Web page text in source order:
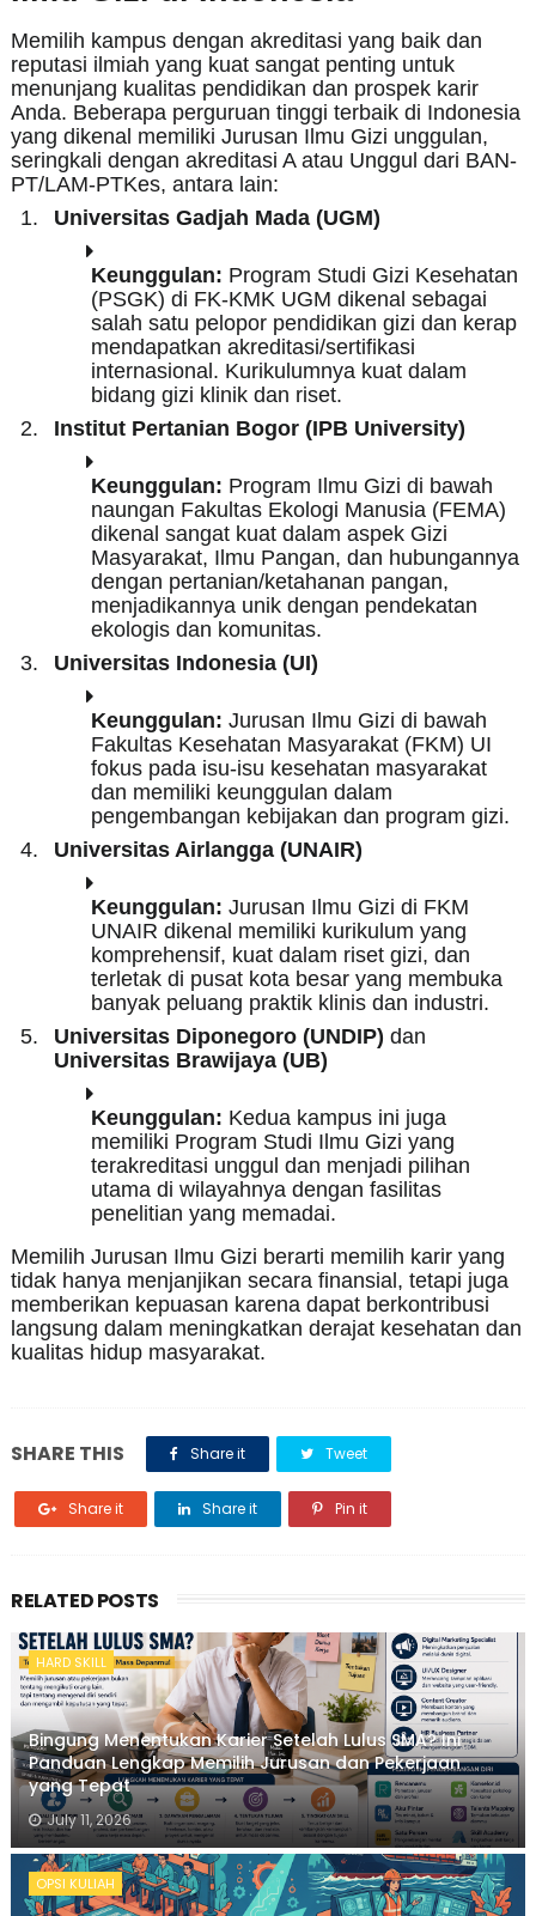
Memilih kampus dengan akreditasi yang baik dan
reputasi ilmiah yang kuat sangat penting untuk
menunjang kualitas pendidikan dan prospek karir
Anda. Beberapa perguruan tinggi terbaik di Indonesia
yang dikenal memiliki Jurusan Ilmu Gizi unggulan,
seringkali dengan akreditasi A atau Unggul dari BAN-
PT/LAM-PTKes, antara lain:
Universitas Gadjah Mada (UGM)
Keunggulan: Program Studi Gizi Kesehatan
(PSGK) di FK-KMK UGM dikenal sebagai
salah satu pelopor pendidikan gizi dan kerap
mendapatkan akreditasi/sertifikasi
internasional. Kurikulumnya kuat dalam
bidang gizi klinik dan riset.
Institut Pertanian Bogor (IPB University)
Keunggulan: Program Ilmu Gizi di bawah
naungan Fakultas Ekologi Manusia (FEMA)
dikenal sangat kuat dalam aspek Gizi
Masyarakat, Ilmu Pangan, dan hubungannya
dengan pertanian/ketahanan pangan,
menjadikannya unik dengan pendekatan
ekologis dan komunitas.
Universitas Indonesia (UI)
Keunggulan: Jurusan Ilmu Gizi di bawah
Fakultas Kesehatan Masyarakat (FKM) UI
fokus pada isu-isu kesehatan masyarakat
dan memiliki keunggulan dalam
pengembangan kebijakan dan program gizi.
Universitas Airlangga (UNAIR)
Keunggulan: Jurusan Ilmu Gizi di FKM
UNAIR dikenal memiliki kurikulum yang
komprehensif, kuat dalam riset gizi, dan
terletak di pusat kota besar yang membuka
banyak peluang praktik klinis dan industri.
Universitas Diponegoro (UNDIP) dan
Universitas Brawijaya (UB)
Keunggulan: Kedua kampus ini juga
memiliki Program Studi Ilmu Gizi yang
terakreditasi unggul dan menjadi pilihan
utama di wilayahnya dengan fasilitas
penelitian yang memadai.
Memilih Jurusan Ilmu Gizi berarti memilih karir yang
tidak hanya menjanjikan secara finansial, tetapi juga
memberikan kepuasan karena dapat berkontribusi
langsung dalam meningkatkan derajat kesehatan dan
kualitas hidup masyarakat.
SHARE THIS Share it Tweet
Share it Share it Pin it
RELATED POSTS
HARD SKILL
Bingung Menentukan Karier Setelah Lulus SMA? Ini
Panduan Lengkap Memilih Jurusan dan Pekerjaan
yang Tepat
July 11, 2026
OPSI KULIAH